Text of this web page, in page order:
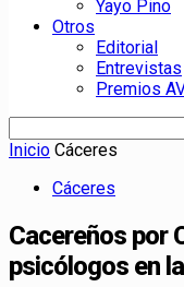
Yayo Pino
Otros
Editorial
Entrevistas
Premios
Inicio Cáceres
Cáceres
Cacereños por
psicólogos en